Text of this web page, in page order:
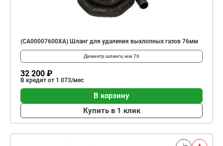
(CA00007600XA) Шланг для удаления выхлопных газов 76мм
Диаметр шланга, мм 76
32 200 ₽
В кредит от 1 073/мес
В корзину
Купить в 1 клик